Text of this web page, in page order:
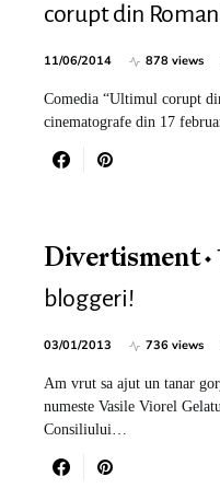
corupt din
11/06/2014 878 views
Comedia “Ultimul corupt
cinematografe din 17
Divertisment
bloggeri!
03/01/2013 736 views
Am vrut sa ajut un tanar
numeste Vasile Viorel
Consiliului…